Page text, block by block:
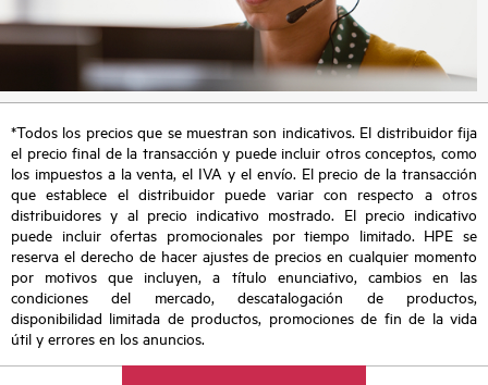
*Todos los precios que se muestran son indicativos. El distribuidor fija
el precio final de la transacción y puede incluir otros conceptos, como
los impuestos a la venta, el IVA y el envío. El precio de la transacción
que establece el distribuidor puede variar con respecto a otros
distribuidores y al precio indicativo mostrado. El precio indicativo
puede incluir ofertas promocionales por tiempo limitado. HPE se
reserva el derecho de hacer ajustes de precios en cualquier momento
por motivos que incluyen, a título enunciativo, cambios en las
condiciones del mercado, descatalogación de productos,
disponibilidad limitada de productos, promociones de fin de la vida
útil y errores en los anuncios.